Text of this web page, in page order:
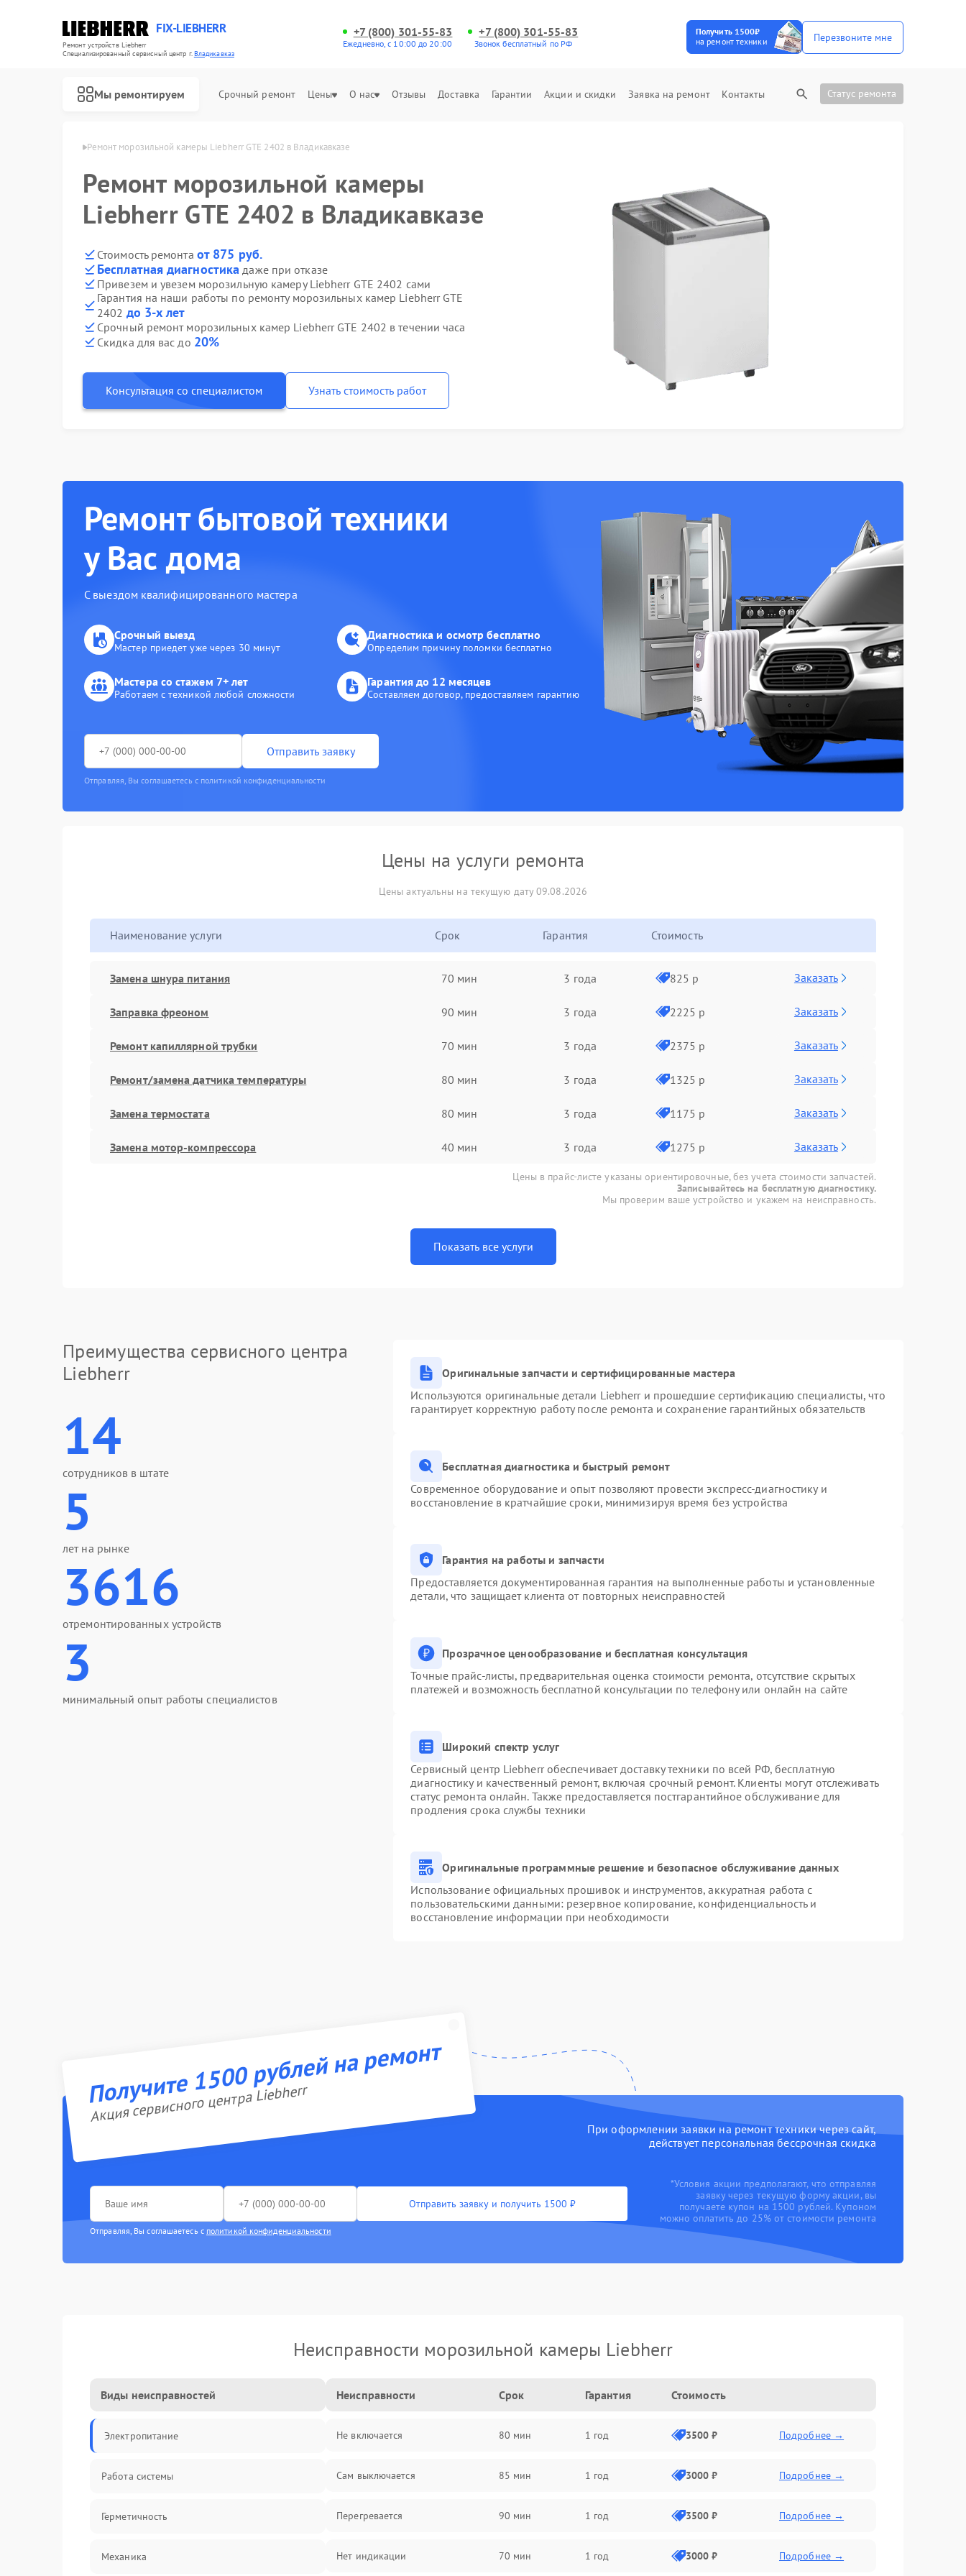
FIX-LIEBHERR
Ремонт устройств Liebherr
Специализированный cервисный центр г.Владикавказ
+7 (800) 301-55-83
Ежедневно, с 10:00 до 20:00
+7 (800) 301-55-83
Звонок бесплатный по РФ
Получить 1500₽
на ремонт техники
Перезвоните мне
Мы ремонтируем Срочный ремонт Цены О нас Отзывы Доставка Гарантии Акции и скидки Заявка на ремонт Контакты Статус ремонта
Ремонт морозильной камеры Liebherr GTE 2402 в Владикавказе
Ремонт морозильной камеры
Liebherr GTE 2402 в Владикавказе
Стоимость ремонта от 875 руб.
Бесплатная диагностика даже при отказе
Привезем и увезем морозильную камеру Liebherr GTE 2402 сами
Гарантия на наши работы по ремонту морозильных камер Liebherr GTE
2402 до 3-х лет
Срочный ремонт морозильных камер Liebherr GTE 2402 в течении часа
Скидка для вас до 20%
Консультация со специалистом Узнать стоимость работ
Ремонт бытовой техники
у Вас дома
С выездом квалифицированного мастера
Срочный выезд
Мастер приедет уже через 30 минут
Диагностика и осмотр бесплатно
Определим причину поломки бесплатно
Мастера со стажем 7+ лет
Работаем с техникой любой сложности
Гарантия до 12 месяцев
Составляем договор, предоставляем гарантию
Отправить заявку
Отправляя, Вы соглашаетесь с политикой конфиденциальности
Цены на услуги ремонта
Цены актуальны на текущую дату 09.08.2026
Наименование услуги Срок Гарантия Стоимость
Замена шнура питания 70 мин 3 года 825 р Заказать
Заправка фреоном 90 мин 3 года 2225 р Заказать
Ремонт капиллярной трубки 70 мин 3 года 2375 р Заказать
Ремонт/замена датчика температуры 80 мин 3 года 1325 р Заказать
Замена термостата 80 мин 3 года 1175 р Заказать
Замена мотор-компрессора 40 мин 3 года 1275 р Заказать
Цены в прайс-листе указаны ориентировочные, без учета стоимости запчастей.
Записывайтесь на бесплатную диагностику.
Мы проверим ваше устройство и укажем на неисправность.
Показать все услуги
Преимущества сервисного центра
Liebherr
14
сотрудников в штате
5
лет на рынке
3616
отремонтированных устройств
3
минимальный опыт работы специалистов
Оригинальные запчасти и сертифицированные мастера
Используются оригинальные детали Liebherr и прошедшие сертификацию специалисты, что
гарантирует корректную работу после ремонта и сохранение гарантийных обязательств
Бесплатная диагностика и быстрый ремонт
Современное оборудование и опыт позволяют провести экспресс-диагностику и
восстановление в кратчайшие сроки, минимизируя время без устройства
Гарантия на работы и запчасти
Предоставляется документированная гарантия на выполненные работы и установленные
детали, что защищает клиента от повторных неисправностей
Прозрачное ценообразование и бесплатная консультация
Точные прайс-листы, предварительная оценка стоимости ремонта, отсутствие скрытых
платежей и возможность бесплатной консультации по телефону или онлайн на сайте
Широкий спектр услуг
Сервисный центр Liebherr обеспечивает доставку техники по всей РФ, бесплатную
диагностику и качественный ремонт, включая срочный ремонт. Клиенты могут отслеживать
статус ремонта онлайн. Также предоставляется постгарантийное обслуживание для
продления срока службы техники
Оригинальные программные решение и безопасное обслуживание данных
Использование официальных прошивок и инструментов, аккуратная работа с
пользовательскими данными: резервное копирование, конфиденциальность и
восстановление информации при необходимости
Получите 1500 рублей на ремонт
Акция сервисного центра Liebherr
При оформлении заявки на ремонт техники через сайт,
действует персональная бессрочная скидка
Отправить заявку и получить 1500 ₽
Отправляя, Вы соглашаетесь с политикой конфиденциальности
*Условия акции предполагают, что отправляя
заявку через текущую форму акции, вы
получаете купон на 1500 рублей. Купоном
можно оплатить до 25% от стоимости ремонта
Неисправности морозильной камеры Liebherr
Виды неисправностей
Электропитание
Работа системы
Герметичность
Механика
Неисправности Срок Гарантия Стоимость
Не включается 80 мин 1 год 3500 ₽ Подробнее →
Сам выключается 85 мин 1 год 3000 ₽ Подробнее →
Перегревается 90 мин 1 год 3500 ₽ Подробнее →
Нет индикации 70 мин 1 год 3000 ₽ Подробнее →